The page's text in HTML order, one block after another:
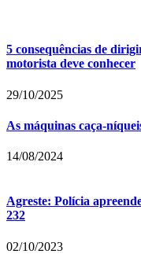
5 consequências de
motorista deve conhecer
29/10/2025
As máquinas caça-
14/08/2024
Agreste: Polícia
232
02/10/2023